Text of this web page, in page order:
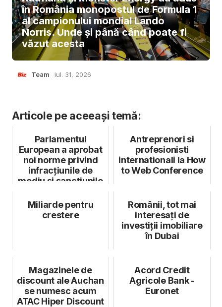
în România monopostul de Formula 1
al campionului mondial Lando
Norris. Unde și până când poate fi
văzut acesta
Team iul. 31, 2026
Articole pe aceeași temă:
Parlamentul
European a aprobat
noi norme privind
infracțiunile de
mediu și sancțiunile
Antreprenori si
profesionisti
internationali la How
to Web Conference
Miliarde pentru
crestere
Românii, tot mai
interesați de
investiții imobiliare
în Dubai
Magazinele de
discount ale Auchan
se numesc acum
ATAC Hiper Discount
Acord Credit
Agricole Bank -
Euronet